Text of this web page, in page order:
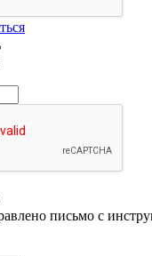
письмо с